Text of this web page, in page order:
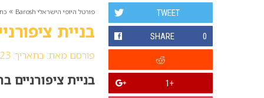
פורטל היופי הישראלי Barosh »
בניית
פורסם מאת: בתאריך: 23 דצמבר 2008
TWEET
SHARE 0
+1 בניית ציפורניים